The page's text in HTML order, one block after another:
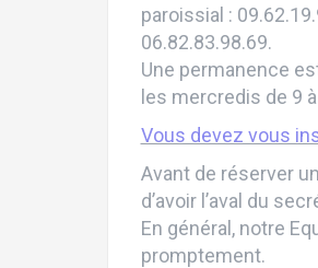
paroissial :
06.82.83.98.69.
Une permanence
les mercredis de 9
Vous devez vous
Avant de réserver
d’avoir l’aval du
En général, notre
promptement.